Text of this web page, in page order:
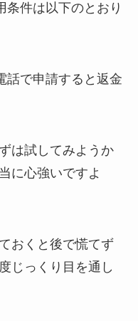
条件は以下のとおり
話で申請すると返金
は試してみようか
に心強いですよ
おくと後で慌てず
じっくり目を通し